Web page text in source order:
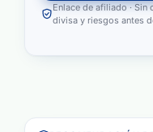
Enlace de afiliado · Sin
divisa y riesgos antes